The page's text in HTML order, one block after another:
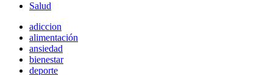
Salud
adiccion
alimentación
ansiedad
bienestar
deporte